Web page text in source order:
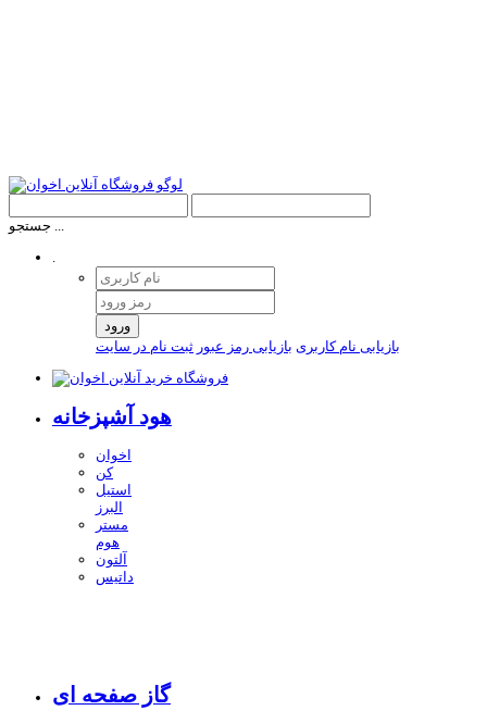
جستجو ...
.
ورود
بازیابی نام کاربری بازیابی رمز عبور ثبت نام در سایت
هود آشپزخانه
اخوان
کن
استیل
البرز
مستر
هوم
آلتون
داتیس
گاز صفحه ای